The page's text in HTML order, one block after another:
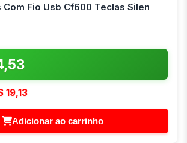
Fio Usb Cf600 Teclas Silen
19,13
Adicionar ao carrinho